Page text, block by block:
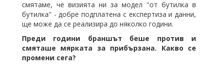
смятаме, че визията ни за модел "от бутилка в
бутилка" - добре подплатена с експертиза и данни,
ще може да се реализира до няколко години.
Преди години браншът беше против и
смяташе мярката за прибързана. Какво се
промени сега?